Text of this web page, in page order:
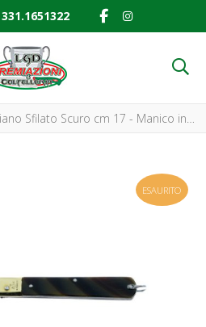
331.1651322 FACEBOOK
INSTAGRAM
Scuro cm 17 - Manico in Finto corno e Lama Inox
ESAURITO